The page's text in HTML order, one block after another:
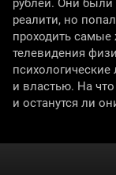
рублей. Они были
реалити, но
проходить самые
телевидения
и властью. На
и останутся ли